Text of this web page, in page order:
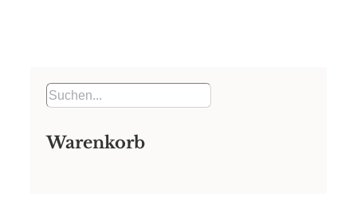
Warenkorb